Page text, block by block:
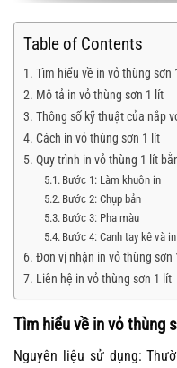
Table of Contents
Tìm hiểu về in vỏ thùng sơn
Mô tả in vỏ thùng sơn 1 lít
Thông số kỹ thuật của nắp
Cách in vỏ thùng sơn 1 lít
Quy trình in vỏ thùng 1 lít
Bước 1: Làm khuôn in
Bước 2: Chụp bản
Bước 3: Pha màu
Bước 4: Canh tay kê và in
Đơn vị nhận in vỏ thùng
Liên hệ in vỏ thùng sơn 1 lít
Tìm hiểu về in vỏ thùng
Nguyên liệu sử dụng: